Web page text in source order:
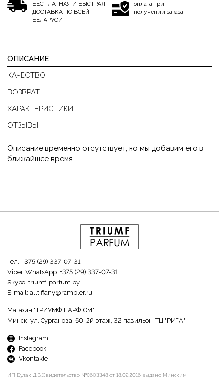
БЕСПЛАТНАЯ И БЫСТРАЯ
ДОСТАВКА ПО ВСЕЙ
БЕЛАРУСИ
оплата при
получении заказа
ОПИСАНИЕ
КАЧЕСТВО
ВОЗВРАТ
ХАРАКТЕРИСТИКИ
ОТЗЫВЫ
Описание временно отсутствует, но мы добавим его в
ближайшее время.
Тел.: +375 (29) 337-07-31
Viber, WhatsApp: +375 (29) 337-07-31
Skype: triumf-parfum.by
E-mail: alltiffany@rambler.ru
Магазин "ТРИУМФ ПАРФЮМ":
Минск, ул. Сурганова, 50, 2й этаж, 32 павильон, ТЦ "РИГА"
Instagram
Facebook
Vkontakte
ИП Булак Д.В.(Свидетельство №0603348 от 18.02.2016 выдано Минским